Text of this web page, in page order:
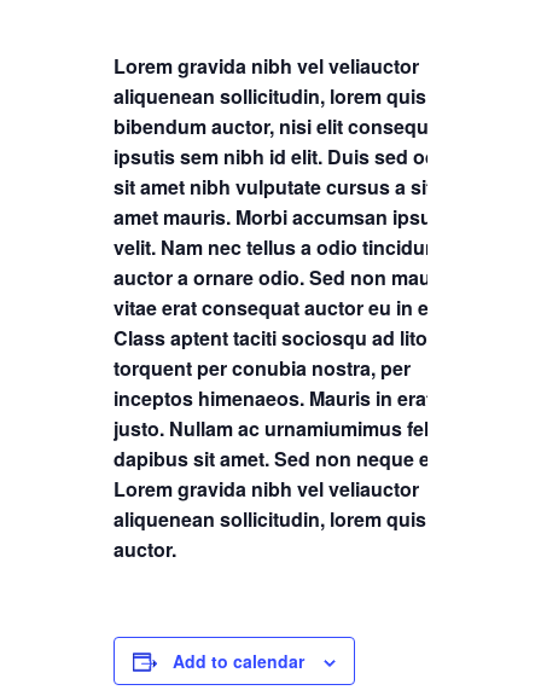
Lorem gravida nibh vel veliauctor
aliquenean sollicitudin, lorem quis
bibendum auctor, nisi elit consequat
ipsutis sem nibh id elit. Duis sed odio
sit amet nibh vulputate cursus a sit
amet mauris. Morbi accumsan ipsum
velit. Nam nec tellus a odio tincidunt
auctor a ornare odio. Sed non mauris
vitae erat consequat auctor eu in elit.
Class aptent taciti sociosqu ad litora
torquent per conubia nostra, per
inceptos himenaeos. Mauris in erat
justo. Nullam ac urnamiumimus felis
dapibus sit amet. Sed non neque elit.
Lorem gravida nibh vel veliauctor
aliquenean sollicitudin, lorem quis
auctor.
Add to calendar